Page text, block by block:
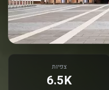
צפיות
6.5K